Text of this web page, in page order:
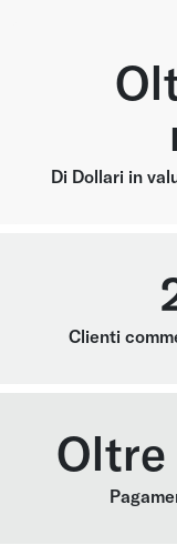
Di Dollari in
Clienti
Oltre